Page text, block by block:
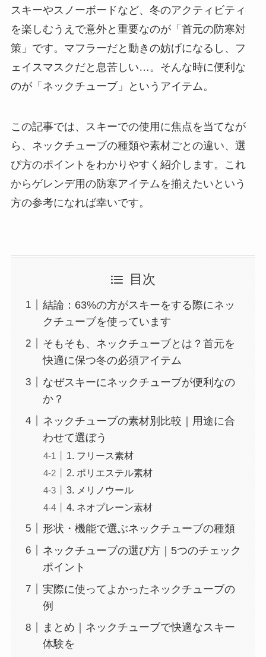
スキーやスノーボードなど、冬のアクティビティ
を楽しむうえで意外と重要なのが「首元の防寒対
策」です。マフラーだと動きの妨げになるし、フ
ェイスマスクだと息苦しい…。そんな時に便利な
のが「ネックチューブ」というアイテム。
この記事では、スキーでの使用に焦点を当てなが
ら、ネックチューブの種類や素材ごとの違い、選
び方のポイントをわかりやすく紹介します。これ
からゲレンデ用の防寒アイテムを揃えたいという
方の参考になれば幸いです。
目次
結論：63%の方がスキーをする際にネッ
クチューブを使っています
そもそも、ネックチューブとは？首元を
快適に保つ冬の必須アイテム
なぜスキーにネックチューブが便利なの
か？
ネックチューブの素材別比較｜用途に合
わせて選ぼう
1. フリース素材
2. ポリエステル素材
3. メリノウール
4. ネオプレーン素材
形状・機能で選ぶネックチューブの種類
ネックチューブの選び方｜5つのチェック
ポイント
実際に使ってよかったネックチューブの
例
まとめ｜ネックチューブで快適なスキー
体験を